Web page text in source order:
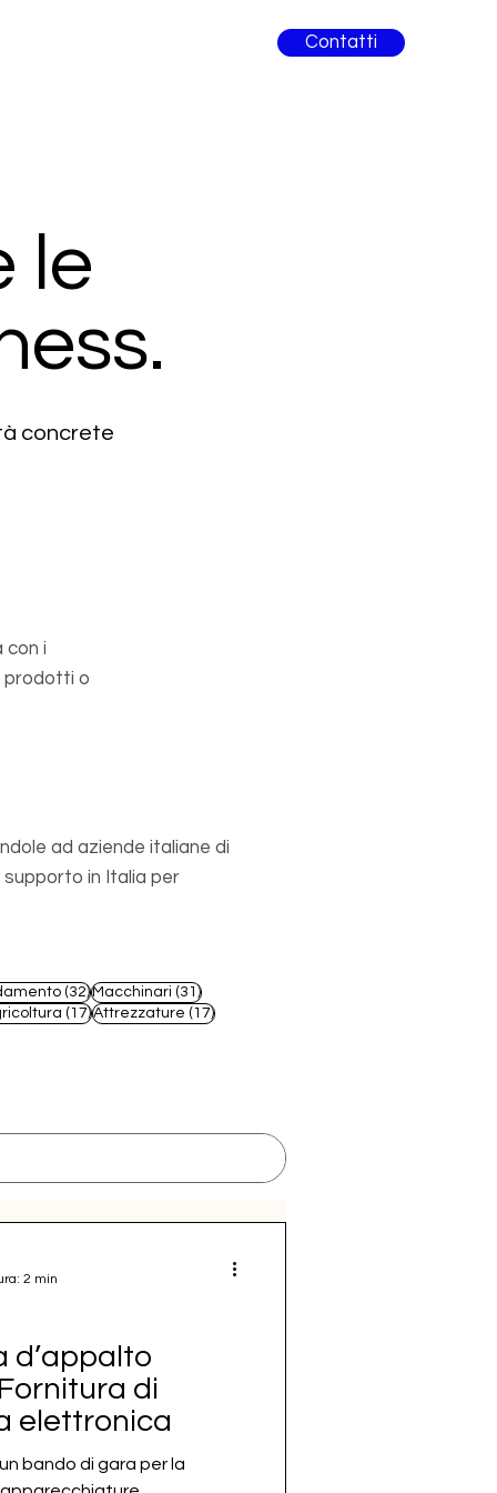
Contatti
le
concrete
con i
prodotti o
ad aziende italiane di
in Italia per
(32)32 post
Macchinari (31)31 post
(17)17 post
Attrezzature (17)17 post
d’appalto
di
elettronica
bando di gara per la
2 min